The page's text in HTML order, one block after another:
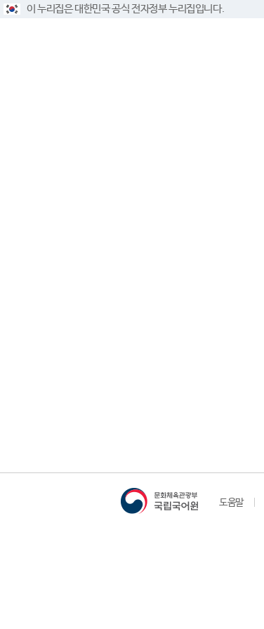
이 누리집은 대한민국 공식 전자정부 누리집입니다.
도움말